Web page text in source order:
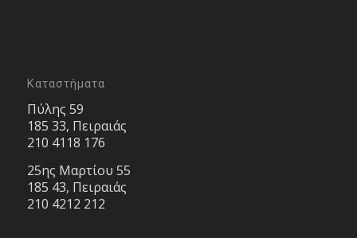
Καταστήματα
Πύλης 59
185 33, Πειραιάς
210 4118 176
25ης Μαρτίου 55
185 43, Πειραιάς
210 4212 212